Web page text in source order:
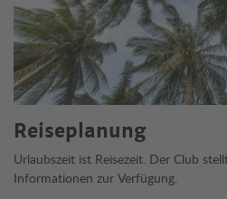
Reiseplanung
Urlaubszeit ist Reisezeit. Der Club
Informationen zur Verfügung.